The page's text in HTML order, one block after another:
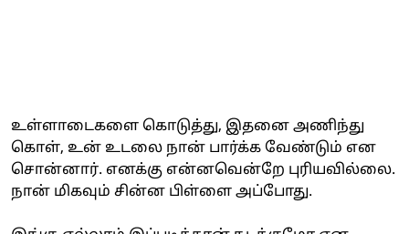
உள்ளாடைகளை கொடுத்து, இதனை அணிந்து
கொள், உன் உடலை நான் பார்க்க வேண்டும் என
சொன்னார். எனக்கு என்னவென்றே புரியவில்லை.
நான் மிகவும் சின்ன பிள்ளை அப்போது.